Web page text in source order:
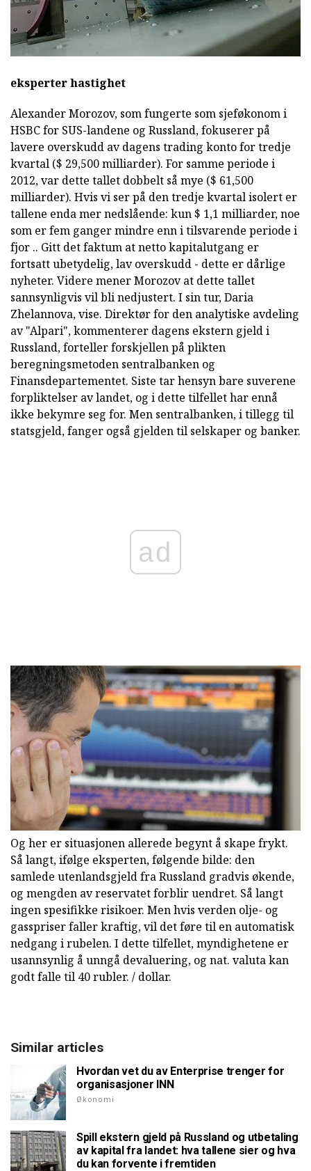
eksperter hastighet
Alexander Morozov, som fungerte som sjeføkonom i
HSBC for SUS-landene og Russland, fokuserer på
lavere overskudd av dagens trading konto for tredje
kvartal ($ 29,500 milliarder). For samme periode i
2012, var dette tallet dobbelt så mye ($ 61,500
milliarder). Hvis vi ser på den tredje kvartal isolert er
tallene enda mer nedslående: kun $ 1,1 milliarder, noe
som er fem ganger mindre enn i tilsvarende periode i
fjor .. Gitt det faktum at netto kapitalutgang er
fortsatt ubetydelig, lav overskudd - dette er dårlige
nyheter. Videre mener Morozov at dette tallet
sannsynligvis vil bli nedjustert. I sin tur, Daria
Zhelannova, vise. Direktør for den analytiske avdeling
av "Alpari", kommenterer dagens ekstern gjeld i
Russland, forteller forskjellen på plikten
beregningsmetoden sentralbanken og
Finansdepartementet. Siste tar hensyn bare suverene
forpliktelser av landet, og i dette tilfellet har ennå
ikke bekymre seg for. Men sentralbanken, i tillegg til
statsgjeld, fanger også gjelden til selskaper og banker.
ad
Og her er situasjonen allerede begynt å skape frykt.
Så langt, ifølge eksperten, følgende bilde: den
samlede utenlandsgjeld fra Russland gradvis økende,
og mengden av reservatet forblir uendret. Så langt
ingen spesifikke risikoer. Men hvis verden olje- og
gasspriser faller kraftig, vil det føre til en automatisk
nedgang i rubelen. I dette tilfellet, myndighetene er
usannsynlig å unngå devaluering, og nat. valuta kan
godt falle til 40 rubler. / dollar.
Similar articles
Hvordan vet du av Enterprise trenger for
organisasjoner INN
Økonomi
Spill ekstern gjeld på Russland og utbetaling
av kapital fra landet: hva tallene sier og hva
du kan forvente i fremtiden